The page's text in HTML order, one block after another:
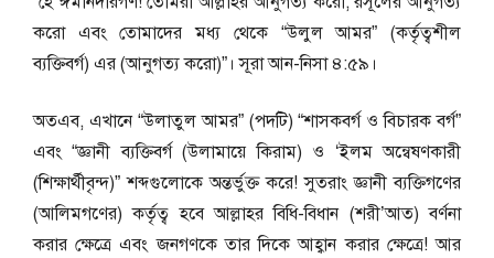
করো এবং তোমাদের মধ্য থেকে “উলুল আমর” (কর্তৃত্বশীল
ব্যক্তিবর্গ) এর (আনুগত্য করো)”। সূরা আন-নিসা ৪:৫৯।
অতএব, এখানে “উলাতুল আমর” (পদটি) “শাসকবর্গ ও বিচারক বর্গ”
এবং “জ্ঞানী ব্যক্তিবর্গ (উলামায়ে কিরাম) ও ‘ইলম অন্বেষণকারী
(শিক্ষার্থীবৃন্দ)” শব্দগুলোকে অন্তর্ভুক্ত করে! সুতরাং জ্ঞানী ব্যক্তিগণের
(আলিমগণের) কর্তৃত্ব হবে আল্লাহর বিধি-বিধান (শরী’আত) বর্ণনা
করার ক্ষেত্রে এবং জনগণকে তার দিকে আহ্বান করার ক্ষেত্রে! আর